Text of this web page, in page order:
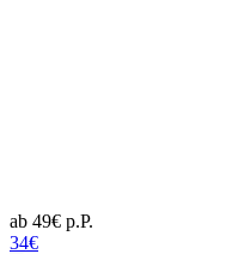
ab 49€ p.P.
34€